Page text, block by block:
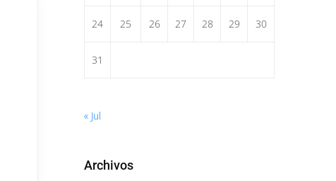
24 25 26 27 28 29 30
31
« Jul
Archivos